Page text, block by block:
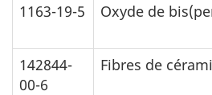
1163-19-5 Oxyde de
142844-
00-6
Fibres de